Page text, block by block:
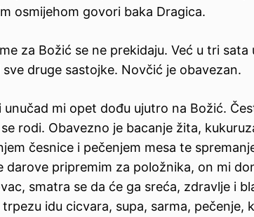
osmijehom govori baka Dragica.
za Božić se ne prekidaju. Već u tri
sve druge sastojke. Novčić je obavezan.
unučad mi opet dođu ujutro na Božić.
rodi. Obavezno je bacanje žita,
česnice i pečenjem mesa te
darove pripremim za položnika, on mi
smatra se da će ga sreća, zdravlje i
idu cicvara, supa, sarma,